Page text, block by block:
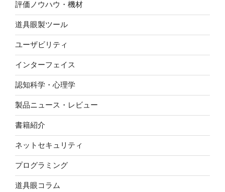
評価ノウハウ・機材
道具眼製ツール
ユーザビリティ
インターフェイス
認知科学・心理学
製品ニュース・レビュー
書籍紹介
ネットセキュリティ
プログラミング
道具眼コラム